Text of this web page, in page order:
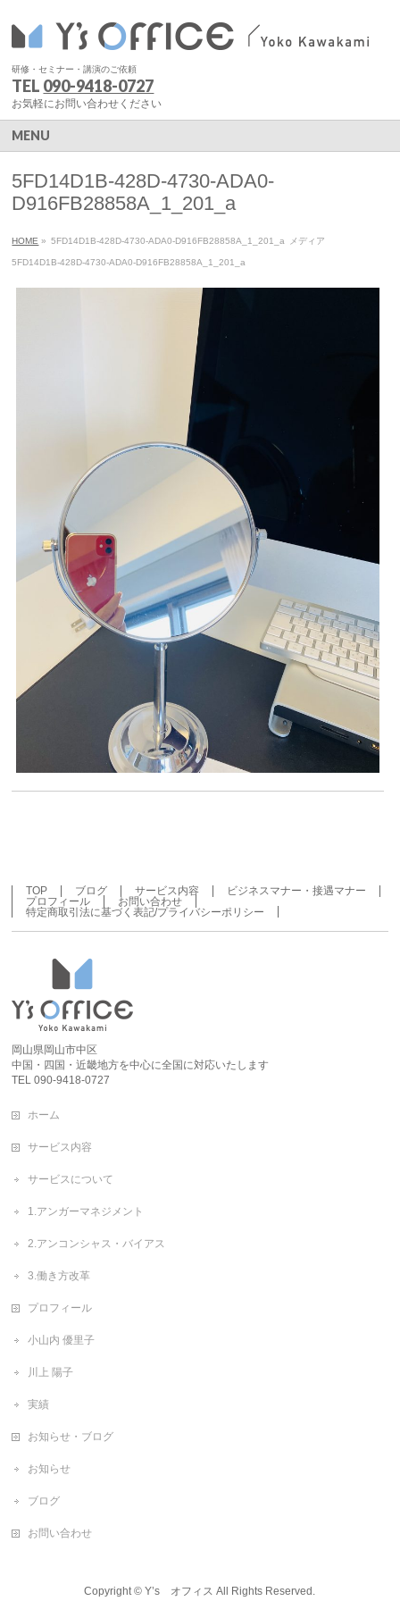
研修・セミナー・講演のご依頼
TEL 090-9418-0727
お気軽にお問い合わせください
MENU
5FD14D1B-428D-4730-ADA0-
D916FB28858A_1_201_a
HOME » 5FD14D1B-428D-4730-ADA0-D916FB28858A_1_201_a メディア
5FD14D1B-428D-4730-ADA0-D916FB28858A_1_201_a
TOP ブログ サービス内容
ビジネスマナー・接遇マナー
プロフィール
お問い合わせ
特定商取引法に基づく表記/プライバシーポリシー
岡山県岡山市中区
中国・四国・近畿地方を中心に全国に対応いたします
TEL 090-9418-0727
ホーム
サービス内容
サービスについて
1.アンガーマネジメント
2.アンコンシャス・バイアス
3.働き方改革
プロフィール
小山内 優里子
川上 陽子
実績
お知らせ・ブログ
お知らせ
ブログ
お問い合わせ
Copyright ©Y’s オフィス All Rights Reserved.